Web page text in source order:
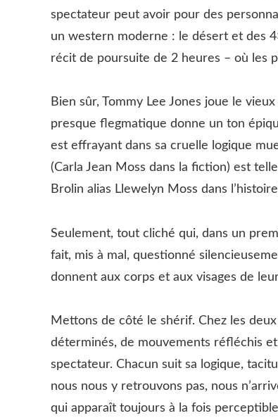
spectateur peut avoir pour des
un western moderne : le désert et des
récit de poursuite de 2 heures – où les
Bien sûr, Tommy Lee Jones joue le
presque flegmatique donne un ton
est effrayant dans sa cruelle logique
(Carla Jean Moss dans la fiction) est
Brolin alias Llewelyn Moss dans
Seulement, tout cliché qui, dans un
fait, mis à mal, questionné
donnent aux corps et aux visages de
Mettons de côté le shérif. Chez les
déterminés, de mouvements réfléchis
spectateur. Chacun suit sa logique,
nous nous y retrouvons pas, nous
qui apparaît toujours à la fois